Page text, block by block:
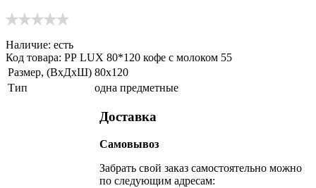
Наличие: есть
Код товара: РР LUX 80*120 кофе с молоком 55
Размер, (ВхДхШ) 80х120
Тип
одна предметные
Доставка
Самовывоз
Забрать свой заказ самостоятельно можно
по следующим адресам: